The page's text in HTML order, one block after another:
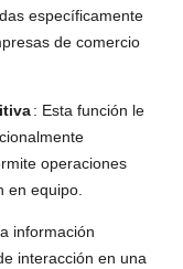
específicamente
de comercio
: Esta función le
operaciones
en equipo.
información
interacción en una